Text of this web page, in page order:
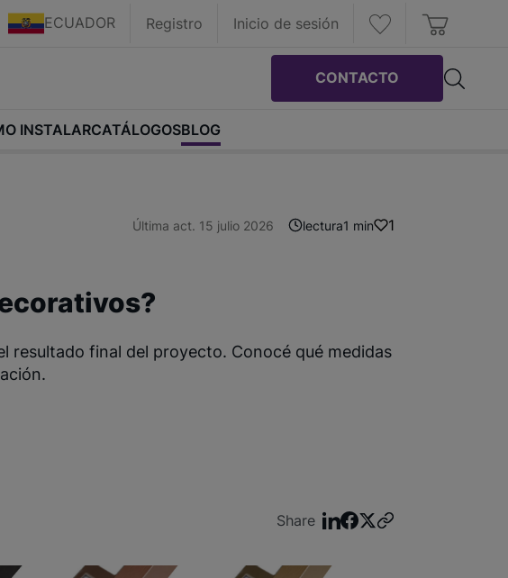
ECUADOR Registro Inicio de sesión
CONTACTO
INSTALARCATÁLOGOSBLOG
Última act. 15 julio 2026 lectura1 min 1
resultado final del proyecto. Conocé qué medidas
Share